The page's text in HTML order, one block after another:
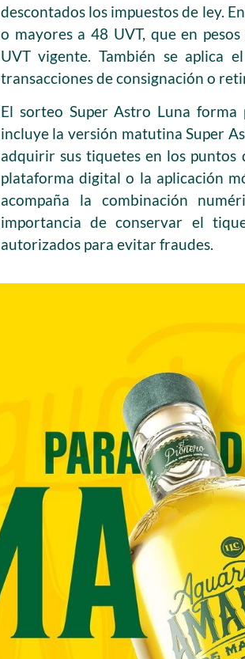
descontados los impuestos de ley.
o mayores a 48 UVT, que en
UVT vigente. También se aplica
transacciones de consignación o
El sorteo Super Astro Luna
incluye la versión matutina Super
adquirir sus tiquetes en los puntos
plataforma digital o la aplicación
acompaña la combinación
importancia de conservar el
autorizados para evitar fraudes.